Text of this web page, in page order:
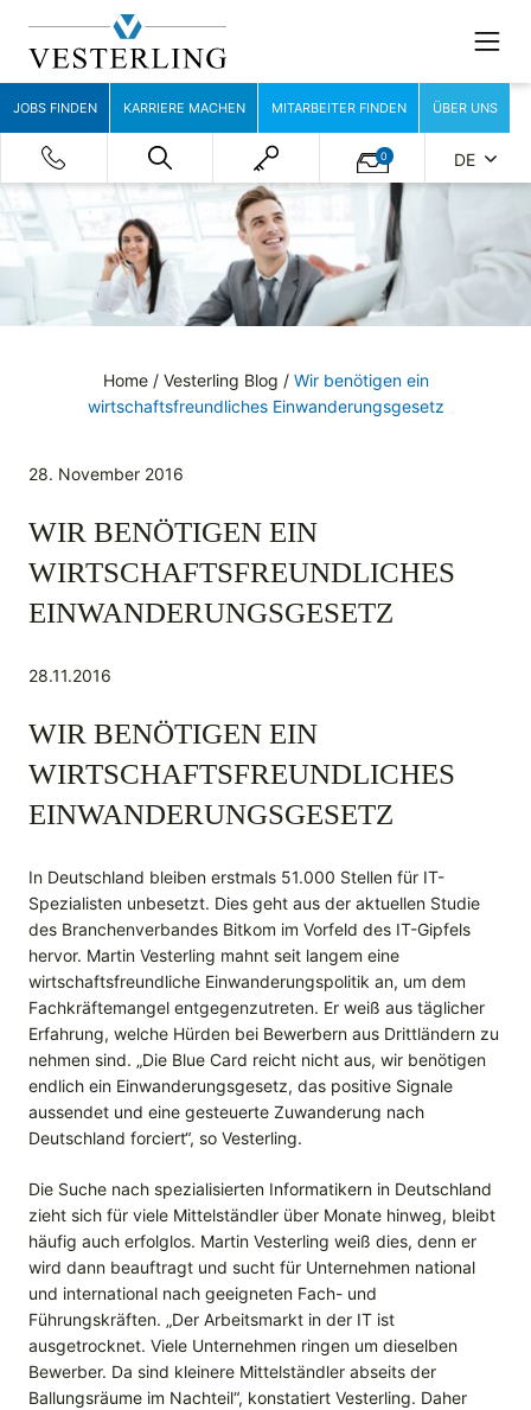
JOBS FINDEN KARRIERE MACHEN MITARBEITER FINDEN ÜBER UNS
0 DE
Home/ Vesterling Blog / Wir benötigen ein
wirtschaftsfreundliches Einwanderungsgesetz
28. November 2016
WIR BENÖTIGEN EIN
WIRTSCHAFTSFREUNDLICHES
EINWANDERUNGSGESETZ
28.11.2016
WIR BENÖTIGEN EIN
WIRTSCHAFTSFREUNDLICHES
EINWANDERUNGSGESETZ
In Deutschland bleiben erstmals 51.000 Stellen für IT-
Spezialisten unbesetzt. Dies geht aus der aktuellen Studie
des Branchenverbandes Bitkom im Vorfeld des IT-Gipfels
hervor. Martin Vesterling mahnt seit langem eine
wirtschaftsfreundliche Einwanderungspolitik an, um dem
Fachkräftemangel entgegenzutreten. Er weiß aus täglicher
Erfahrung, welche Hürden bei Bewerbern aus Drittländern zu
nehmen sind. „Die Blue Card reicht nicht aus, wir benötigen
endlich ein Einwanderungsgesetz, das positive Signale
aussendet und eine gesteuerte Zuwanderung nach
Deutschland forciert“, so Vesterling.
Die Suche nach spezialisierten Informatikern in Deutschland
zieht sich für viele Mittelständler über Monate hinweg, bleibt
häufig auch erfolglos. Martin Vesterling weiß dies, denn er
wird dann beauftragt und sucht für Unternehmen national
und international nach geeigneten Fach- und
Führungskräften. „Der Arbeitsmarkt in der IT ist
ausgetrocknet. Viele Unternehmen ringen um dieselben
Bewerber. Da sind kleinere Mittelständler abseits der
Ballungsräume im Nachteil“, konstatiert Vesterling. Daher